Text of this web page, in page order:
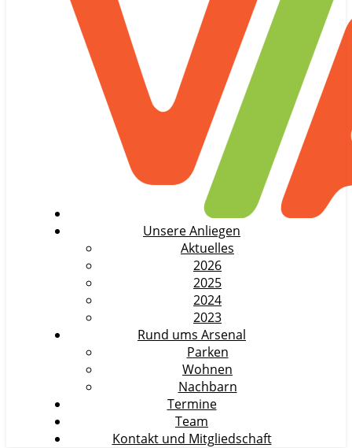
Unsere Anliegen
Aktuelles
2026
2025
2024
2023
Rund ums Arsenal
Parken
Wohnen
Nachbarn
Termine
Team
Kontakt und Mitgliedschaft